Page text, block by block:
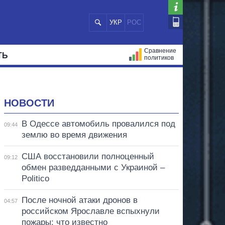
УКР РОС
Сравнение
политиков
НОВОСТИ
09:44
В Одессе автомобиль провалился под
землю во время движения
09:12
США восстановили полноценный
обмен разведданными с Украиной –
Politico
04:57
После ночной атаки дронов в
российском Ярославле вспыхнули
пожары: что известно